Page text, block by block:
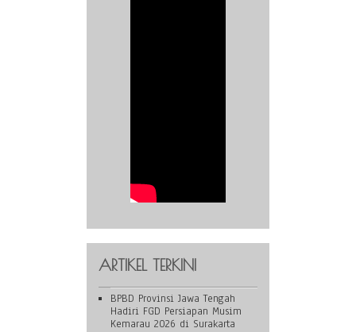
ARTIKEL TERKINI
BPBD Provinsi Jawa Tengah
Hadiri FGD Persiapan Musim
Kemarau 2026 di Surakarta